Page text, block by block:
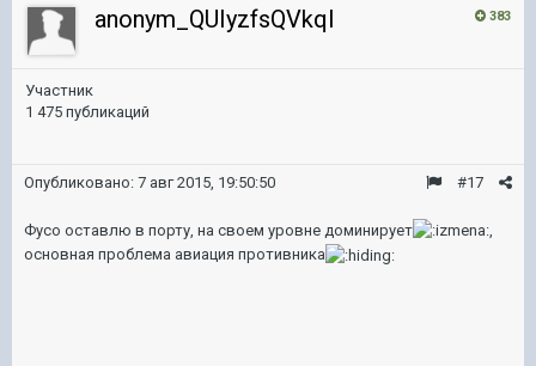
383
anonym_QUIyzfsQVkqI
Участник
1 475 публикаций
#17
Опубликовано: 7 авг 2015, 19:50:50
Фусо оставлю в порту, на своем уровне доминирует
основная проблема авиация противника